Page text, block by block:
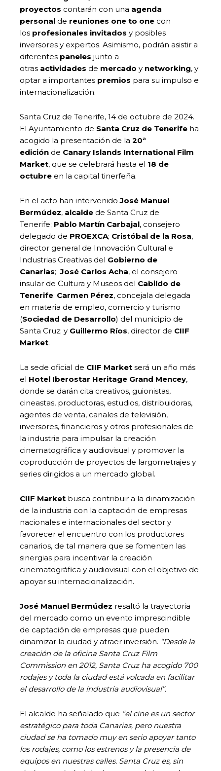
proyectos contarán con una agenda
personal de reuniones one to one con
los profesionales invitados y posibles
inversores y expertos. Asimismo, podrán asistir a
diferentes paneles junto a
otras actividades de mercado y networking, y
optar a importantes premios para su impulso e
internacionalización.
Santa Cruz de Tenerife, 14 de octubre de 2024.
El Ayuntamiento de Santa Cruz de Tenerife ha
acogido la presentación de la 20ª
edición de Canary Islands International Film
Market, que se celebrará hasta el 18 de
octubre en la capital tinerfeña.
En el acto han intervenidoJosé Manuel
Bermúdez, alcalde de Santa Cruz de
Tenerife; Pablo Martín Carbajal, consejero
delegado de PROEXCA; Cristóbal de la Rosa,
director general de Innovación Cultural e
Industrias Creativas del Gobierno de
Canarias;José Carlos Acha, el consejero
insular de Cultura y Museos del Cabildo de
Tenerife; Carmen Pérez, concejala delegada
en materia de empleo, comercio y turismo
(Sociedad de Desarrollo) del municipio de
Santa Cruz; y Guillermo Ríos, director de CIIF
Market.
La sede oficial de CIIF Market será un año más
el Hotel Iberostar Heritage Grand Mencey,
donde se darán cita creativos, guionistas,
cineastas, productoras, estudios, distribuidoras,
agentes de venta, canales de televisión,
inversores, financieros y otros profesionales de
la industria para impulsar la creación
cinematográfica y audiovisual y promover la
coproducción de proyectos de largometrajes y
series dirigidos a un mercado global.
CIIF Market busca contribuir a la dinamización
de la industria con la captación de empresas
nacionales e internacionales del sector y
favorecer el encuentro con los productores
canarios, de tal manera que se fomenten las
sinergias para incentivar la creación
cinematográfica y audiovisual con el objetivo de
apoyar su internacionalización.
José Manuel Bermúdez resaltó la trayectoria
del mercado como un evento imprescindible
de captación de empresas que pueden
dinamizar la ciudad y atraer inversión. “Desde la
creación de la oficina Santa Cruz Film
Commission en 2012, Santa Cruz ha acogido 700
rodajes y toda la ciudad está volcada en facilitar
el desarrollo de la industria audiovisual”.
El alcalde ha señalado que “el cine es un sector
estratégico para toda Canarias, pero nuestra
ciudad se ha tomado muy en serio apoyar tanto
los rodajes, como los estrenos y la presencia de
equipos en nuestras calles. Santa Cruz es, sin